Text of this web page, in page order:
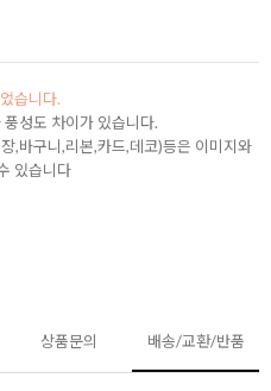
습니다.
성도 차이가 있습니다.
,바구니,리본,카드,데코)등은 이미지와
있습니다
상품문의 배송/교환/반품